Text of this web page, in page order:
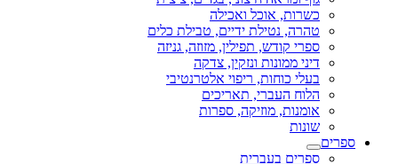
כשרות, אוכל ואכילה
טהרה, נטילת ידיים, טבילת כלים
ספרי קודש, תפילין, מזוזה, גניזה
דיני ממונות ונזקין, צדקה
בעלי כוחות, ריפוי אלטרנטיבי
הלוח העברי, תאריכים
אומנות, מוזיקה, ספרות
שונות
ספרים
ספרים בעברית